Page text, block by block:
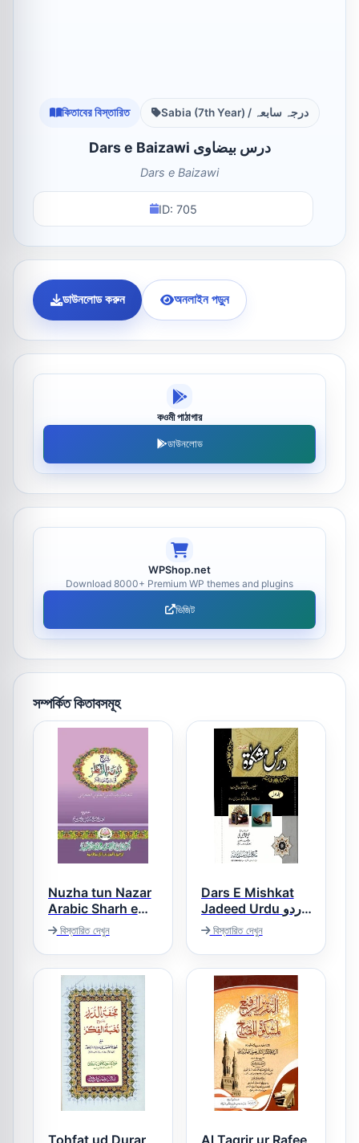
কিতাবের বিস্তারিত Sabia (7th Year) / درجہ سابعہ
Dars e Baizawi درس بیضاوی
Dars e Baizawi
ID: 705
ডাউনলোড করুন অনলাইন পড়ুন
কওমী পাঠাগার
ডাউনলোড
WPShop.net
Download 8000+ Premium WP themes and plugins
ভিজিট
সম্পর্কিত কিতাবসমূহ
Nuzha tun Nazar
Arabic Sharh e
Nukhbah tul Fikar
نزھۃ النظر عربی
شرح شرح نخبۃ
الفکر
বিস্তারিত দেখুন
Dars E Mishkat
Jadeed Urdu اردو
درس مشکوۃ جدید
বিস্তারিত দেখুন
Tohfat ud Durar
Al Taqrir ur Rafee